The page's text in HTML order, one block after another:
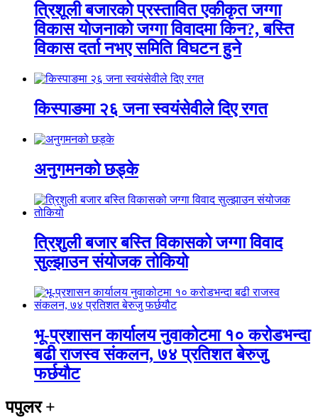
त्रिशूली बजारको प्रस्तावित एकीकृत जग्गा
विकास योजनाको जग्गा विवादमा किन?, बस्ति
विकास दर्ता नभए समिति विघटन हुने
किस्पाङमा २६ जना स्वयंसेवीले दिए रगत
अनुगमनको छड्के
त्रिशुली बजार बस्ति विकासको जग्गा विवाद
सुल्झाउन संयोजक तोकियो
भू-प्रशासन कार्यालय नुवाकोटमा १० करोडभन्दा
बढी राजस्व संकलन, ७४ प्रतिशत बेरुजु
फर्छयौट
पपुलर+